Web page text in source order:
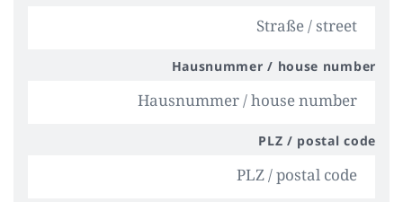
Hausnummer / house number
PLZ / postal code